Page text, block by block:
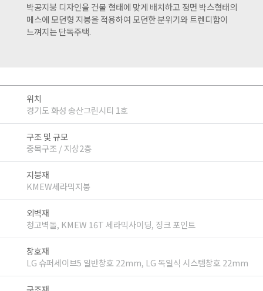
박공지붕 디자인을 건물 형태에 맞게 배치하고 정면 박스형태의
메스에 모던형 지붕을 적용하여 모던한 분위기와 트렌디함이
느껴지는 단독주택.
위치
경기도 화성 송산그린시티 1호
구조 및 규모
중목구조 / 지상2층
지붕재
KMEW세라믹지붕
외벽재
청고벽돌, KMEW 16T 세라믹사이딩, 징크 포인트
창호재
LG 슈퍼세이브5 일반창호 22mm, LG 독일식 시스템창호 22mm